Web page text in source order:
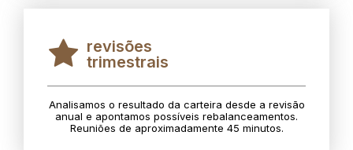
revisões
trimestrais
Analisamos o resultado da carteira desde a revisão
anual e apontamos possíveis rebalanceamentos.
Reuniões de aproximadamente 45 minutos.